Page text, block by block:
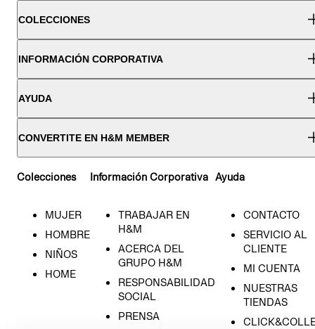
COLECCIONES
INFORMACIÓN CORPORATIVA
AYUDA
CONVERTITE EN H&M MEMBER
Colecciones
MUJER
HOMBRE
NIÑOS
HOME
Información Corporativa
TRABAJAR EN
H&M
ACERCA DEL
GRUPO H&M
RESPONSABILIDAD
SOCIAL
PRENSA
Ayuda
CONTACTO
SERVICIO AL
CLIENTE
MI CUENTA
NUESTRAS
TIENDAS